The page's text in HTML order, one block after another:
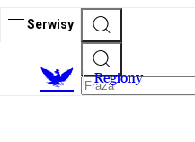
Serwisy
Regiony